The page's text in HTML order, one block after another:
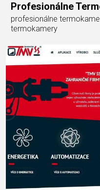
Profesionálne
profesionálne
termokamery